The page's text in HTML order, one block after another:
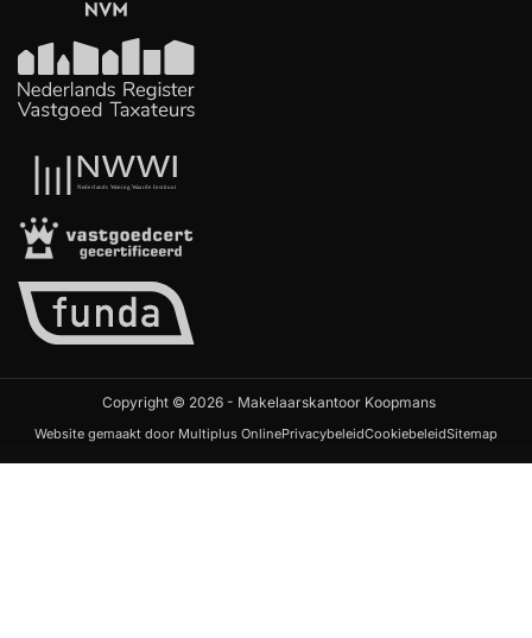
Copyright © 2026 - Makelaarskantoor Koopmans
Website gemaakt door Multiplus OnlinePrivacybeleidCookiebeleidSitemap